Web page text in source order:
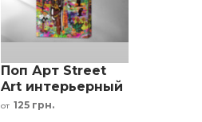
Поп Арт Street
Art интерьерный
принт
от 125 грн.